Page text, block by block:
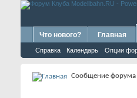
Что нового? Главная
Справка Календарь Опции
Сообщение форума